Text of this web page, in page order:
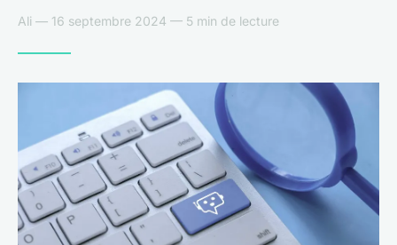
Ali — 16 septembre 2024 — 5 min de lecture